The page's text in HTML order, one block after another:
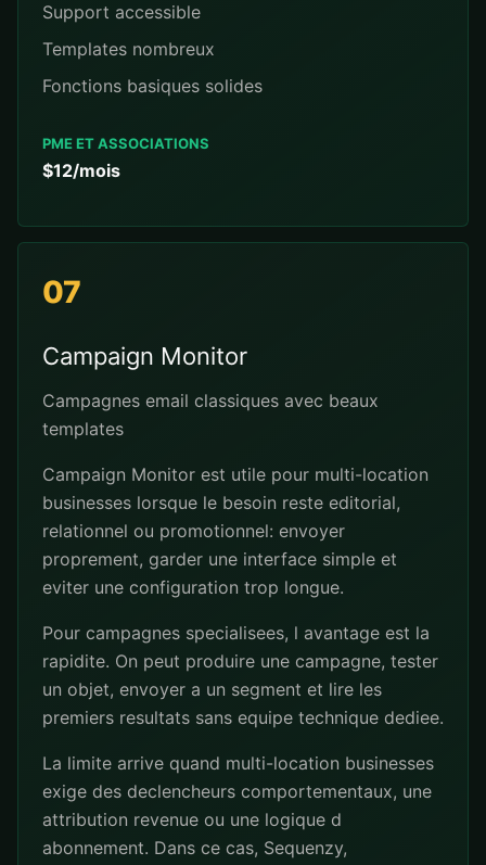
Support accessible
Templates nombreux
Fonctions basiques solides
PME ET ASSOCIATIONS
$12/mois
07
Campaign Monitor
Campagnes email classiques avec beaux
templates
Campaign Monitor est utile pour multi-location
businesses lorsque le besoin reste editorial,
relationnel ou promotionnel: envoyer
proprement, garder une interface simple et
eviter une configuration trop longue.
Pour campagnes specialisees, l avantage est la
rapidite. On peut produire une campagne, tester
un objet, envoyer a un segment et lire les
premiers resultats sans equipe technique dediee.
La limite arrive quand multi-location businesses
exige des declencheurs comportementaux, une
attribution revenue ou une logique d
abonnement. Dans ce cas, Sequenzy,